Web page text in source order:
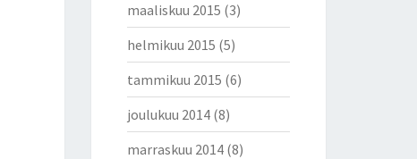
maaliskuu 2015 (3)
helmikuu 2015 (5)
tammikuu 2015 (6)
joulukuu 2014(8)
marraskuu 2014(8)